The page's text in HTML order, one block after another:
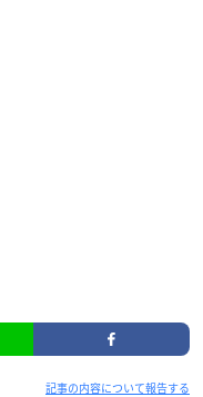
記事の内容について報告する